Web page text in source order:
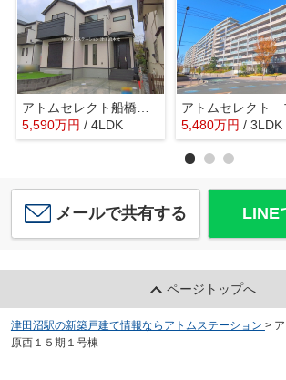
アトムセレクト船橋市東船橋５丁目１２３８番 B号棟
5,590万円 / 4LDK
5,480万円 / 3LDK
メールで共有する LINE
ページトップへ
津田沼駅の新築戸建て情報ならアトムステーション >
原西１５期１号棟